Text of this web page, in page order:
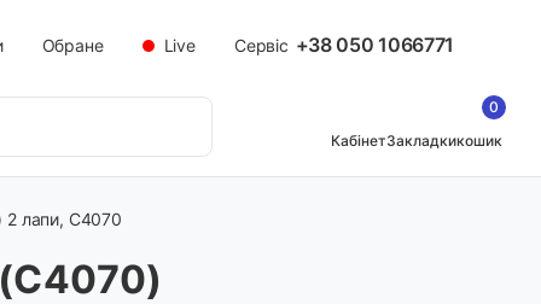
Обране Live Сервіс +38 050 1066771
КабінетЗакладкикошик
0
2 лапи, C4070